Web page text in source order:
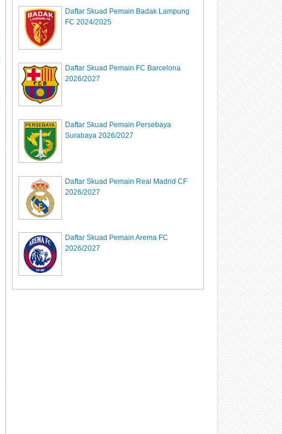
Daftar Skuad Pemain Badak Lampung
FC 2024/2025
Daftar Skuad Pemain FC Barcelona
2026/2027
Daftar Skuad Pemain Persebaya
Surabaya 2026/2027
Daftar Skuad Pemain Real Madrid CF
2026/2027
Daftar Skuad Pemain Arema FC
2026/2027